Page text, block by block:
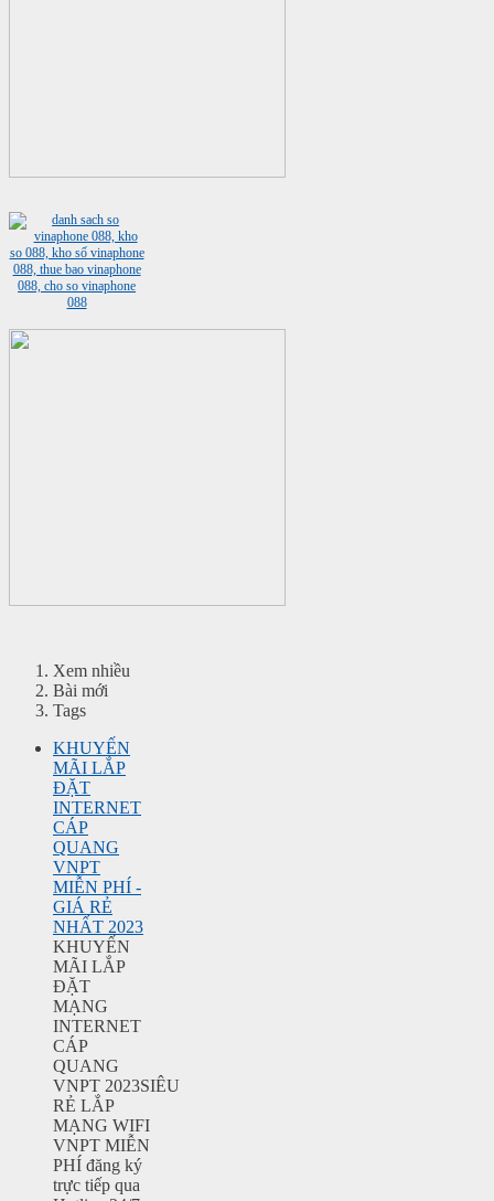
Xem nhiều
Bài mới
Tags
KHUYẾN
MÃI LẮP
ĐẶT
INTERNET
CÁP
QUANG
VNPT
MIỄN PHÍ -
GIÁ RẺ
NHẤT 2023
KHUYẾN
MÃI LẮP
ĐẶT
MẠNG
INTERNET
CÁP
QUANG
VNPT 2023SIÊU
RẺ LẮP
MẠNG WIFI
VNPT MIỄN
PHÍ đăng ký
trực tiếp qua